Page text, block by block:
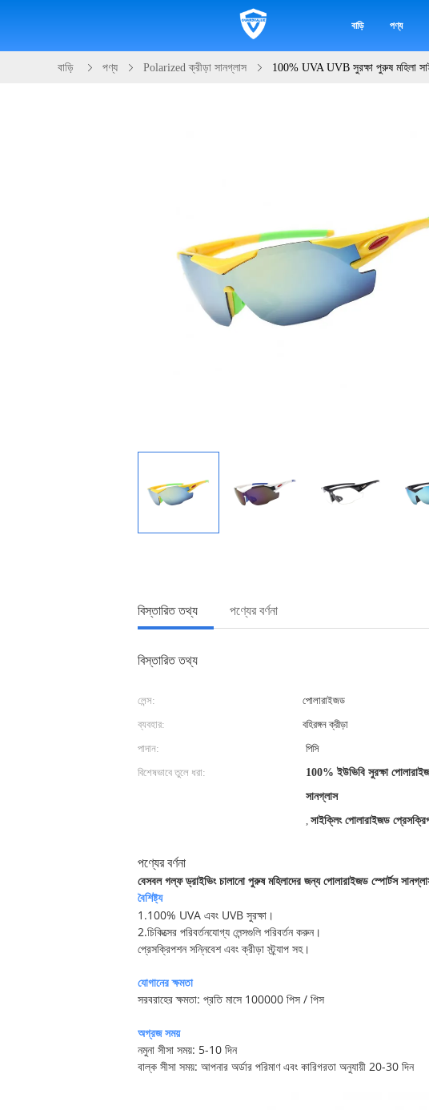
বাড়ি পণ্য
বাড়ি পণ্য Polarized ক্রীড়া সানগ্লাস 100% UVA UVB সুরক্ষা পুরুষ মহিলা
বিস্তারিত তথ্য পণ্যের বর্ণনা
বিস্তারিত তথ্য
লেন্স: পোলারাইজড
ব্যবহার:
বহিরঙ্গন ক্রীড়া
পাদান:
পিসি
বিশেষভাবে তুলে ধরা:
100% ইউভিবি সুরক্ষা
সানগ্লাস
, সাইক্লিং পোলারাইজড
পণ্যের বর্ণনা
বেসবল গল্ফ ড্রাইভিং চালানো পুরুষ মহিলাদের জন্য পোলারাইজড স্পোর্টস
বৈশিষ্ট্য
1.100% UVA এবং UVB সুরক্ষা।
2.চিকিত্সের পরিবর্তনযোগ্য লেন্সগুলি পরিবর্তন করুন।
প্রেসক্রিপশন সন্নিবেশ এবং ক্রীড়া স্ট্র্যাপ সহ।
যোগানের ক্ষমতা
সরবরাহের ক্ষমতা: প্রতি মাসে 100000 পিস / পিস
অগ্রজ সময়
নমুনা সীসা সময়: 5-10 দিন
বাল্ক সীসা সময়: আপনার অর্ডার পরিমাণ এবং কারিগরতা অনুযায়ী 20-30 দিন